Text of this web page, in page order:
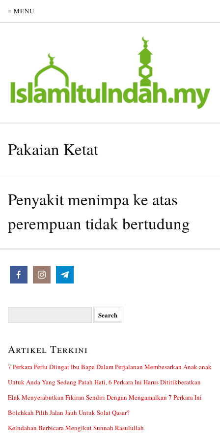
≡ MENU
Pakaian Ketat
Penyakit menimpa ke atas
perempuan tidak bertudung
Artikel Terkini
7 Perkara Perlu Diingat Ibu Bapa Dalam Perjalanan Membesarkan Anak-anak
Untuk Anda Yang Sedang Patah Hati, 6 Perkara Ini Harus Dititikberatkan
Elak Menyerabutkan Fikiran Sendiri Dengan Mengamalkan 7 Perkara Ini
Bolehkah Pilih Jalan Jauh Untuk Solat Qasar?
Keindahan Berbicara Mengikut Sunnah Rasulullah